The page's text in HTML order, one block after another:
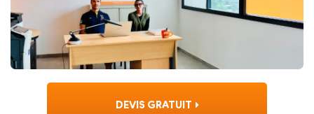
DEVIS GRATUIT